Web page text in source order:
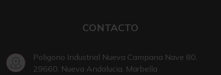
CONTACTO
Poligono Industrial Nueva Campana Nave 80,
29660, Nueva Andalucia, Marbella